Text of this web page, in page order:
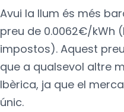
Avui la llum és més
preu de 0.0062€/kWh
impostos). Aquest
que a qualsevol altre
Ibèrica, ja que el
únic.